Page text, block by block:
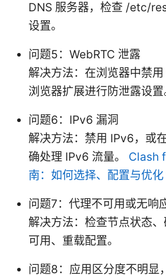
DNS 服务器，检查 /etc/
设置。
问题5：WebRTC 泄露
解决方法：在浏览器中禁
浏览器扩展进行防泄露设置
问题6：IPv6 漏洞
解决方法：禁用 IPv6，或
确处理 IPv6 流量。 Clash
南：如何选择、配置与优
问题7：代理不可用或无响
解决方法：检查节点状态
可用、重载配置。
问题8：应用区分度不明显